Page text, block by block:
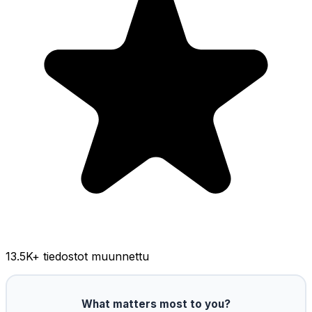
13.5K+ tiedostot muunnettu
What matters most to you?